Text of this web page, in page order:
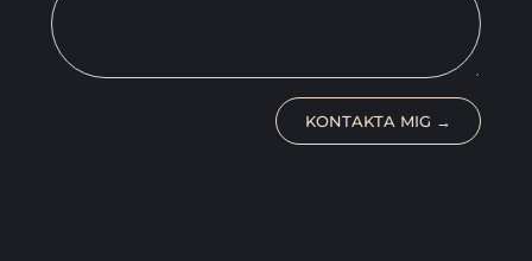
KONTAKTA MIG →